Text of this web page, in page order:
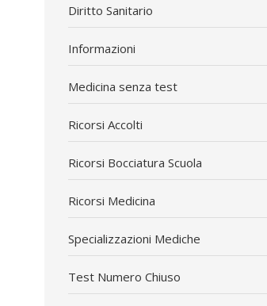
Diritto Sanitario
Informazioni
Medicina senza test
Ricorsi Accolti
Ricorsi Bocciatura Scuola
Ricorsi Medicina
Specializzazioni Mediche
Test Numero Chiuso